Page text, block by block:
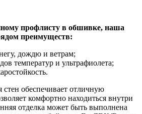
профлисту в обшивке, наша
преимуществ:
дождю и ветрам;
температур и ультрафиолета;
стен обеспечивает отличную
комфортно находиться внутри
отделка может быть выполнена